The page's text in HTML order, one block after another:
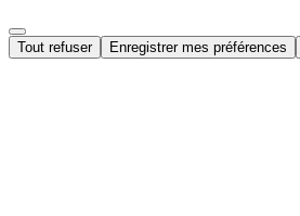
Tout refuser Enregistrer mes préférences